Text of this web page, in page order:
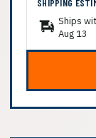
SHIPPING
Ships
Aug 13